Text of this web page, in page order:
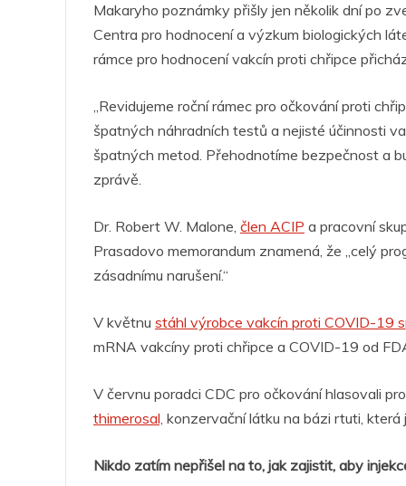
Makaryho poznámky přišly jen několik dní po
Centra pro hodnocení a výzkum biologických
rámce pro hodnocení vakcín proti chřipce
„Revidujeme roční rámec pro očkování proti
špatných náhradních testů a nejisté účinnosti
špatných metod. Přehodnotíme bezpečnost a
zprávě.
Dr. Robert W. Malone, člen ACIP a pracovní
Prasadovo memorandum znamená, že „celý
zásadnímu narušení.“
V květnu stáhl výrobce vakcín proti COVID-19
mRNA vakcíny proti chřipce a COVID-19 od
V červnu poradci CDC pro očkování hlasovali
thimerosal, konzervační látku na bázi rtuti,
Nikdo zatím nepřišel na to, jak zajistit, aby